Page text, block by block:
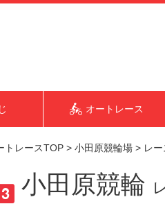
オートレース
トレースTOP > 小田原競輪場 > レ
小田原競輪